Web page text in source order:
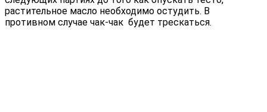
растительное масло необходимо остудить. В
противном случае чак-чак будет трескаться.